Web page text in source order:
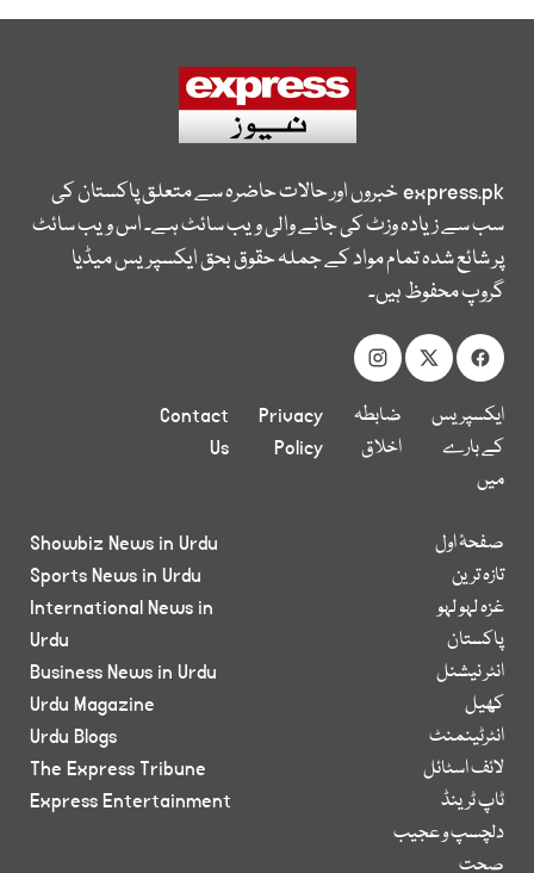
express.pkخبروں اور حالات حاضرہ سے متعلق پاکستان کی
سب سے زیادہ وزٹ کی جانے والی ویب سائٹ ہے۔ اس ویب سائٹ
پر شائع شدہ تمام مواد کے جملہ حقوق بحق ایکسپریس میڈیا
گروپ محفوظ ہیں۔
ایکسپریس
کے بارے
میں
ضابطہ
اخلاق
Privacy
Policy
Contact
Us
صفحۂ اول
تازہ ترین
غزہ لہو لہو
پاکستان
انٹر نیشنل
کھیل
انٹرٹینمنٹ
لائف اسٹائل
ٹاپ ٹرینڈ
دلچسپ و عجیب
صحت
Showbiz News in Urdu
Sports News in Urdu
International News in
Urdu
Business News in Urdu
Urdu Magazine
Urdu Blogs
The Express Tribune
Express Entertainment